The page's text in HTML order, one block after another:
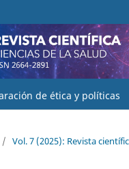
de ética y políticas
/ Vol. 7 (2025): Revista